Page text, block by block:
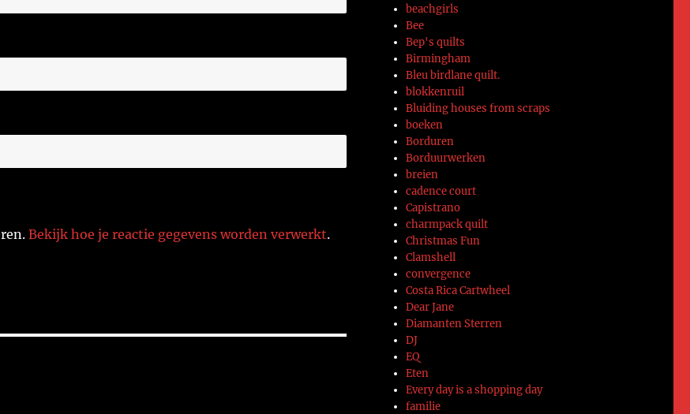
Bekijk hoe je reactie gegevens worden verwerkt.
beachgirls
Bee
Bep's quilts
Birmingham
Bleu birdlane quilt.
blokkenruil
Bluiding houses from scraps
boeken
Borduren
Borduurwerken
breien
cadence court
Capistrano
charmpack quilt
Christmas Fun
Clamshell
convergence
Costa Rica Cartwheel
Dear Jane
Diamanten Sterren
DJ
EQ
Eten
Every day is a shopping day
familie